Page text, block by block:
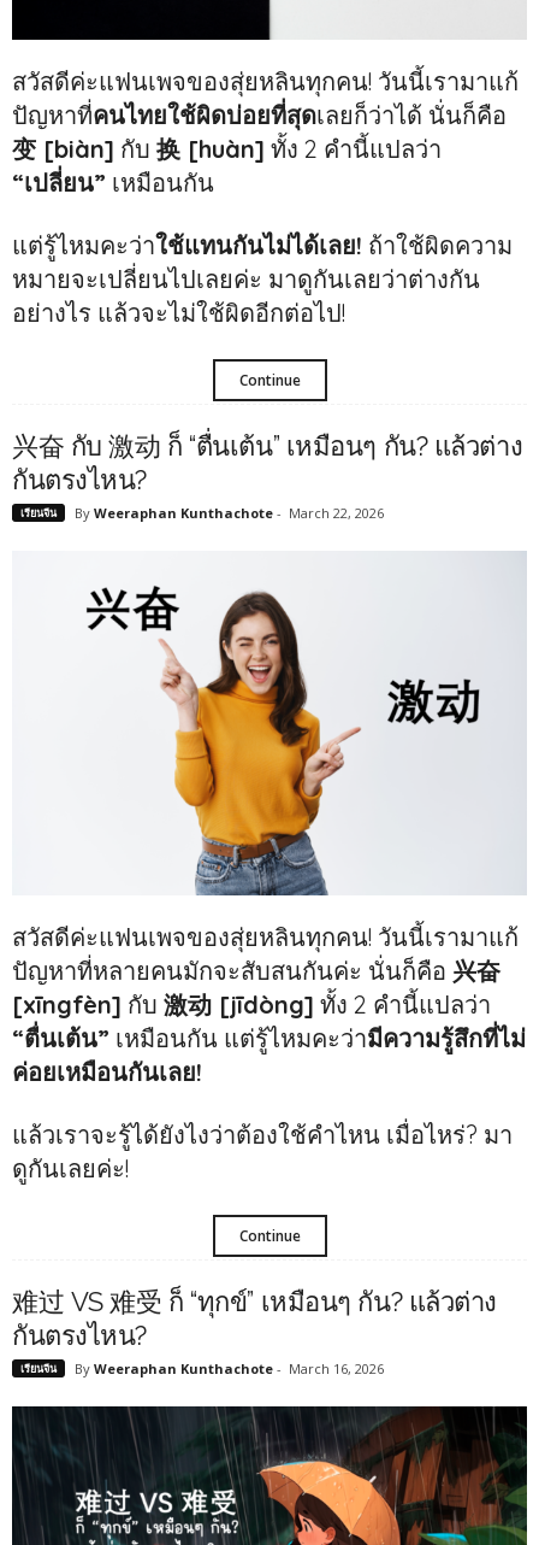
สวัสดีค่ะแฟนเพจของสุ่ยหลินทุกคน! วันนี้เรามาแก้
ปัญหาที่คนไทยใช้ผิดบ่อยที่สุดเลยก็ว่าได้ นั่นก็คือ
变 [biàn] กับ 换 [huàn] ทั้ง 2 คำนี้แปลว่า
“เปลี่ยน” เหมือนกัน
แต่รู้ไหมคะว่าใช้แทนกันไม่ได้เลย! ถ้าใช้ผิดความ
หมายจะเปลี่ยนไปเลยค่ะ มาดูกันเลยว่าต่างกัน
อย่างไร แล้วจะไม่ใช้ผิดอีกต่อไป!
Continue
兴奋 กับ 激动 ก็ “ตื่นเต้น” เหมือนๆ กัน? แล้วต่าง
กันตรงไหน?
เรียนจีน By Weeraphan Kunthachote - March 22, 2026
สวัสดีค่ะแฟนเพจของสุ่ยหลินทุกคน! วันนี้เรามาแก้
ปัญหาที่หลายคนมักจะสับสนกันค่ะ นั่นก็คือ 兴奋
[xīngfèn] กับ 激动 [jīdòng] ทั้ง 2 คำนี้แปลว่า
“ตื่นเต้น” เหมือนกัน แต่รู้ไหมคะว่ามีความรู้สึกที่ไม่
ค่อยเหมือนกันเลย!
แล้วเราจะรู้ได้ยังไงว่าต้องใช้คำไหน เมื่อไหร่? มา
ดูกันเลยค่ะ!
Continue
难过 VS 难受 ก็ “ทุกข์” เหมือนๆ กัน? แล้วต่าง
กันตรงไหน?
เรียนจีน By Weeraphan Kunthachote - March 16, 2026